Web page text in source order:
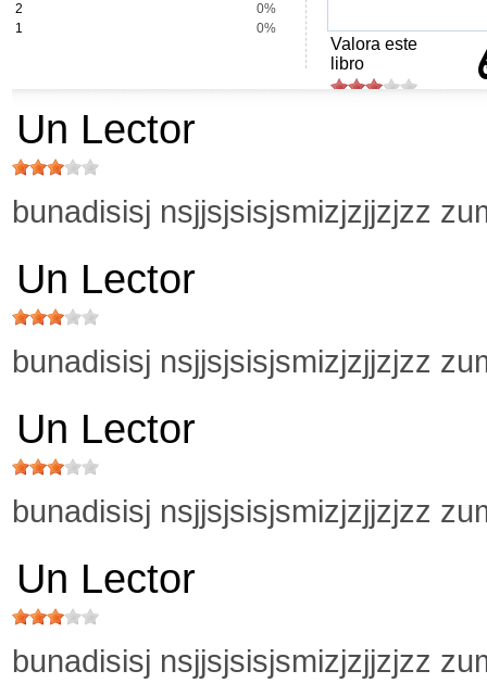
2
0%
1
0%
Valora este
libro
Un Lector
bunadisisj nsjjsjsisjsmizjzjjzjzz
Un Lector
bunadisisj nsjjsjsisjsmizjzjjzjzz
Un Lector
bunadisisj nsjjsjsisjsmizjzjjzjzz
Un Lector
bunadisisj nsjjsjsisjsmizjzjjzjzz